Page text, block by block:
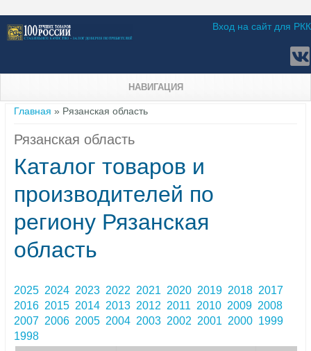
Вход на сайт для РКК
НАВИГАЦИЯ
Вы здесь
Главная » Рязанская область
Рязанская область
Каталог товаров и
производителей по
региону Рязанская
область
2025 2024 2023 2022 2021 2020 2019 2018 2017
2016 2015 2014 2013 2012 2011 2010 2009 2008
2007 2006 2005 2004 2003 2002 2001 2000 1999
1998